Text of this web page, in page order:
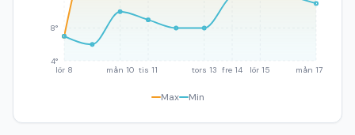
lör 8 mån 10 tis 11 tors 13 fre 14 lör 15 mån 17
4°
8°
Max Min